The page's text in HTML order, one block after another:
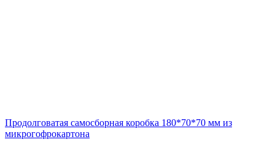
Продолговатая самосборная коробка 180*70*70 мм из
микрогофрокартона